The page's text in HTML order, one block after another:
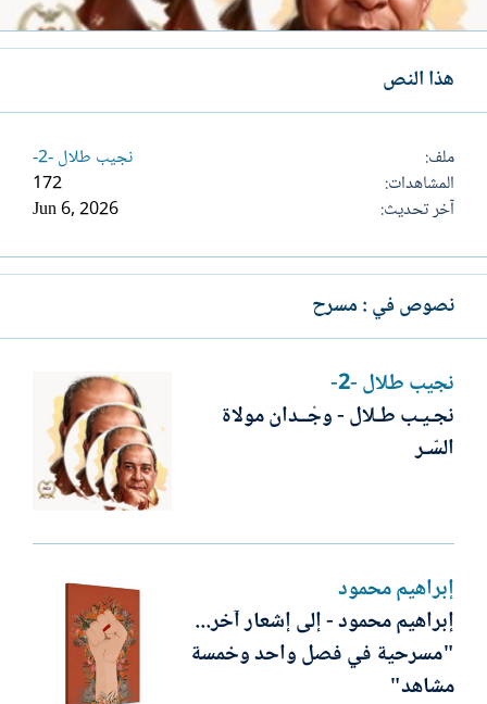
هذا النص
ملف
نجيب طلال -2-
المشاهدات
172
آخر تحديث
Jun 6, 2026
نصوص في : مسرح
نجيب طلال -2-
نجـيـب طـلال - وجْــدان مولاة
السّـر
إبراهيم محمود
إبراهيم محمود - إلى إشعار آخر...
"مسرحية في فصل واحد وخمسة
مشاهد"